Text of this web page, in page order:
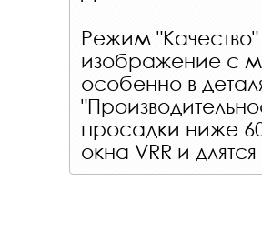
Режим
изображение с
особенно в
просадки ниже
окна VRR и